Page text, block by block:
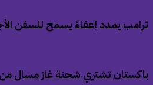
‏ترامب يمدد إعفاءً يسمح للسفن
‏باكستان تشتري شحنة غاز مسال من